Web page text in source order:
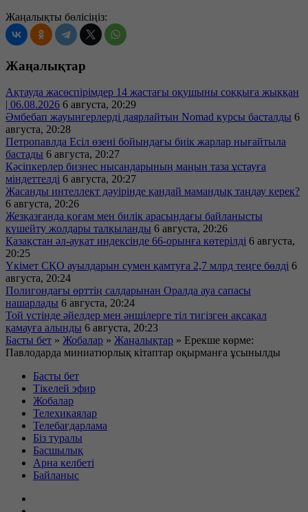
Жаңалықты бөлісіңіз:
Жаңалықтар
Ақтауда жасөспірімдер 14 жастағы оқушыны соққыға жыққан
| 06.08.2026 6 августа, 20:29
Әмбебап жауынгерлерді даярлайтын Nomad курсы басталды 6
августа, 20:28
Петропавлда Есіл өзені бойындағы биік жарлар нығайтыла
бастады 6 августа, 20:27
Кәсіпкерлер бизнес нысандарының маңын таза ұстауға
міндеттелді 6 августа, 20:27
Жасанды интеллект дәуірінде қандай мамандық таңдау керек?
6 августа, 20:26
Жезқазғанда қоғам мен билік арасындағы байланысты
күшейту жолдары талқыланды 6 августа, 20:26
Қазақстан әл-ауқат индексінде 66-орынға көтерілді 6 августа,
20:25
Үкімет СҚО ауылдарын сумен қамтуға 2,7 млрд теңге бөлді 6
августа, 20:24
Полигондағы өрттің салдарынан Оралда ауа сапасы
нашарлады 6 августа, 20:24
Той үстінде әйелдер мен әншілерге тіл тигізген ақсақал
қамауға алынды 6 августа, 20:23
Басты бет » Жобалар » Жаңалықтар » Ерекше көрме:
Павлодарда миниатюрлық кітаптар оқырманға ұсынылды
Басты бет
Тікелей эфир
Жобалар
Телехикаялар
Телебағдарлама
Біз туралы
Басшылық
Арна келбеті
Байланыс